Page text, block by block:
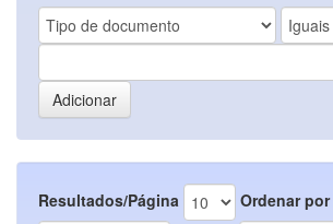
Resultados/Página Ordenar por